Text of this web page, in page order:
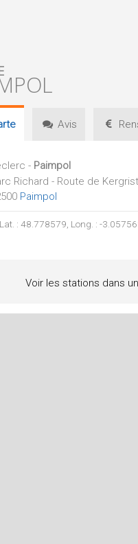
Avis
- Paimpol
Richard - Route de Kergrist
Paimpol
Lat. : 48.778579, Long. : -
Voir les stations dans